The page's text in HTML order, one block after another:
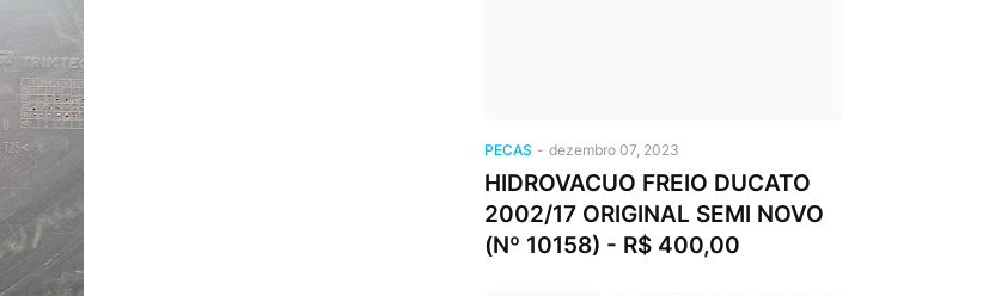
PECAS - dezembro 07, 2023
HIDROVACUO FREIO DUCATO
2002/17 ORIGINAL SEMI NOVO
(Nº 10158) - R$ 400,00